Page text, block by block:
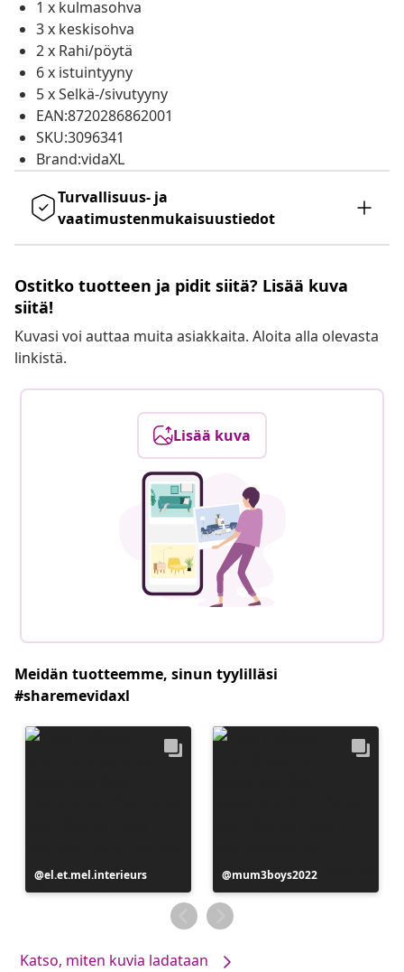
1 x kulmasohva
3 x keskisohva
2 x Rahi/pöytä
6 x istuintyyny
5 x Selkä-/sivutyyny
EAN:8720286862001
SKU:3096341
Brand:vidaXL
Turvallisuus- ja
vaatimustenmukaisuustiedot
Ostitko tuotteen ja pidit siitä? Lisää kuva
siitä!
Kuvasi voi auttaa muita asiakkaita. Aloita alla olevasta
linkistä.
Lisää kuva
Meidän tuotteemme, sinun tyylilläsi
#sharemevidaxl
Julkaissut
el.et.mel.interieurs Julkaissut
mum3boys2022
Katso, miten kuvia ladataan